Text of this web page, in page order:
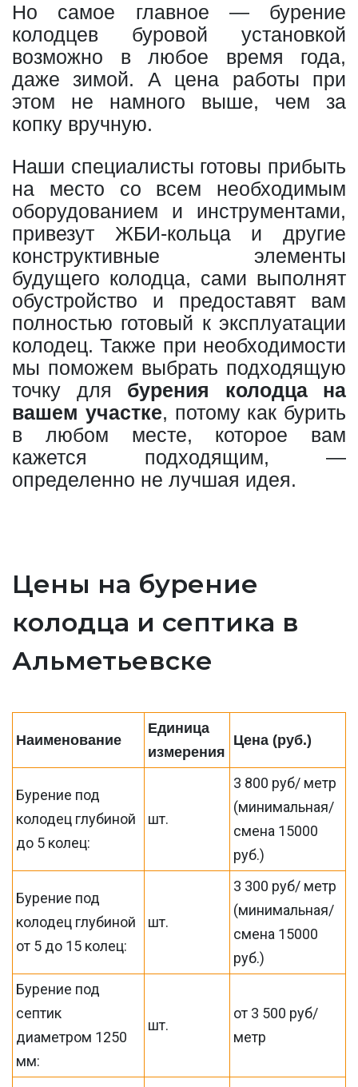
Но самое главное — бурение
колодцев буровой установкой
возможно в любое время года,
даже зимой. А цена работы при
этом не намного выше, чем за
копку вручную.
Наши специалисты готовы прибыть
на место со всем необходимым
оборудованием и инструментами,
привезут ЖБИ-кольца и другие
конструктивные элементы
будущего колодца, сами выполнят
обустройство и предоставят вам
полностью готовый к эксплуатации
колодец. Также при необходимости
мы поможем выбрать подходящую
точку для бурения колодца на
вашем участке, потому как бурить
в любом месте, которое вам
кажется подходящим, —
определенно не лучшая идея.
Цены на бурение
колодца и септика в
Альметьевске
Наименование
Единица
измерения
Цена (руб.)
Бурение под
колодец глубиной
до 5 колец:
шт.
3 800 руб/ метр
(минимальная/
смена 15000
руб.)
Бурение под
колодец глубиной
от 5 до 15 колец:
шт.
3 300 руб/ метр
(минимальная/
смена 15000
руб.)
Бурение под
септик
диаметром 1250
мм:
шт.
от 3 500 руб/
метр